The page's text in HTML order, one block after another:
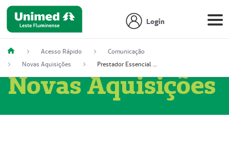
Login
Acesso Rápido
Comunicação
Novas Aquisições
Prestador Essencial Gestão em Saúde Ereli (51004354-7)
Novas Aquisições